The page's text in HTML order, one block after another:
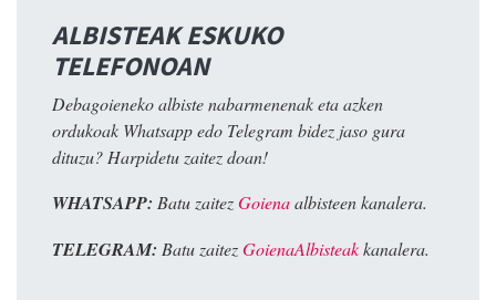
ALBISTEAK ESKUKO
TELEFONOAN
Debagoieneko albiste nabarmenenak eta azken
ordukoak Whatsapp edo Telegram bidez jaso gura
dituzu? Harpidetu zaitez doan!
WHATSAPP: Batu zaitezGoienaalbisteen kanalera.
TELEGRAM: Batu zaitezGoienaAlbisteakkanalera.